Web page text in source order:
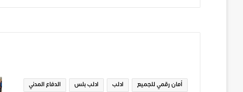
أمان رقمي للجميع ادلب ادلب بلس الدفاع المدني